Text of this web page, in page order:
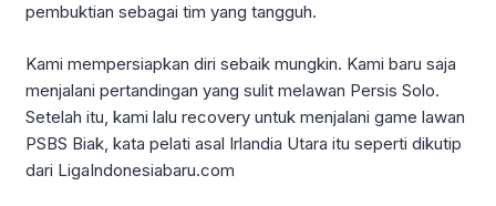
pembuktian sebagai tim yang tangguh.
Kami mempersiapkan diri sebaik mungkin. Kami baru saja
menjalani pertandingan yang sulit melawan Persis Solo.
Setelah itu, kami lalu recovery untuk menjalani game lawan
PSBS Biak, kata pelati asal Irlandia Utara itu seperti dikutip
dari LigaIndonesiabaru.com